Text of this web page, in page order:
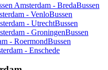
Amsterdam - BredaBussen
- VenloBussen
- UtrechtBussen
- GroningenBussen
- RoermondBussen
- Enschede